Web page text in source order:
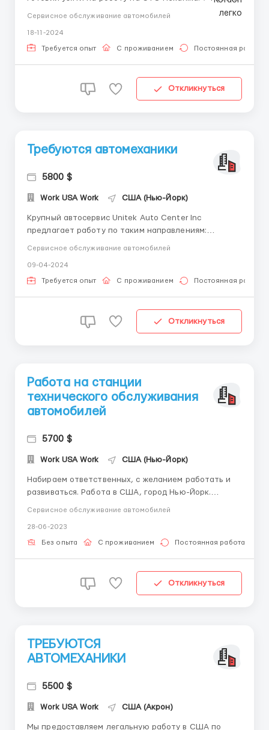
кандидата - дружини та дітей❗️ Умови роботи:
✔️графік: 5-6 днів на тиждень, 9 годинний робочий
Сервисное обслуживание автомобилей
18-11-2024
Требуется опыт С проживанием Постоянная работа
Откликнуться
Требуются автомеханики
5800 $
Work USA Work США (Нью-Йорк)
Крупный автосервис Unitek Auto Center Inc
предлагает работу по таким направлениям:
даём стабильную работу и достойную зароботную
плату. Условия работы : рабочие дни с
Сервисное обслуживание автомобилей
09-04-2024
Требуется опыт С проживанием Постоянная работа
Откликнуться
Работа на станции
технического обслуживания
автомобилей
5700 $
Work USA Work США (Нью-Йорк)
Набираем ответственных, с желанием работать и
развиваться. Работа в США, город Нью-Йорк.
Крупное СТО набирает на работу специалистов по
ходовой части, ремонт ДВС, КПП) -автоелектрик
диагност Так же есть цех по рихтовке /покраске
Сервисное обслуживание автомобилей
28-06-2023
Без опыта С проживанием Постоянная работа
Откликнуться
ТРЕБУЮТСЯ
АВТОМЕХАНИКИ
5500 $
Work USA Work США (Акрон)
Мы предоставляем легальную работу в США по